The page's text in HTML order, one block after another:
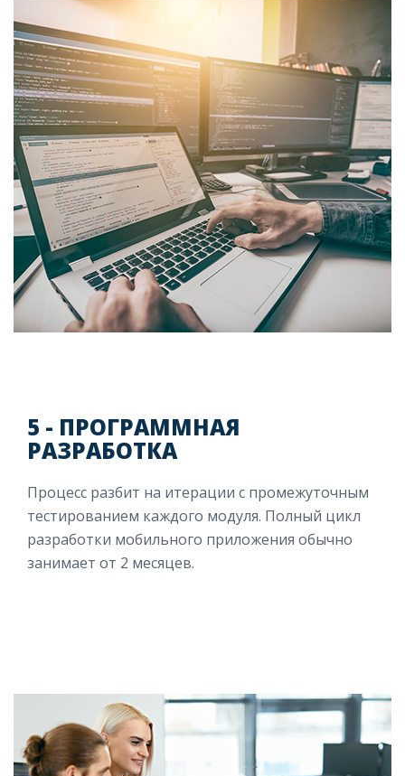
5 - ПРОГРАММНАЯ
РАЗРАБОТКА
Процесс разбит на итерации с промежуточным
тестированием каждого модуля. Полный цикл
разработки мобильного приложения обычно
занимает от 2 месяцев.